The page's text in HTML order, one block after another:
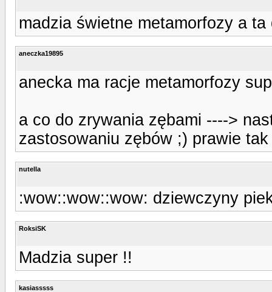
madzia świetne metamorfozy a
aneczka19895
anecka ma racje metamorfozy
a co do zrywania zębami ---->
zastosowaniu zębów ;) prawie
nutella
:wow::wow::wow: dziewczyny
RoksiSK
Madzia super !!
kasiasssss